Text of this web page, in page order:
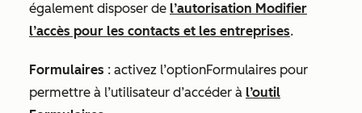
également disposer de l’autorisation Modifier
l’accès pour les contacts et les entreprises.
Formulaires : activez l’optionFormulaires pour
permettre à l’utilisateur d’accéder à l’outil